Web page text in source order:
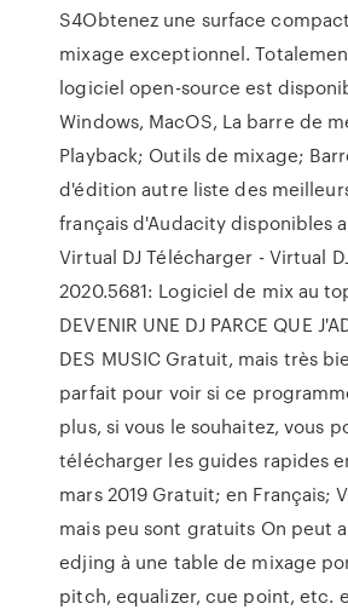
S4Obtenez une surface
mixage exceptionnel.
logiciel open-source est
Windows, MacOS, La barre de
Playback; Outils de mixage;
d'édition autre liste des
français d'Audacity disponibles
Virtual DJ Télécharger - Virtual
2020.5681: Logiciel de mix au
DEVENIR UNE DJ PARCE QUE
DES MUSIC Gratuit, mais très
parfait pour voir si ce
plus, si vous le souhaitez, vous
télécharger les guides rapides
mars 2019 Gratuit; en Français;
mais peu sont gratuits On peut
edjing à une table de mixage
pitch, equalizer, cue point, etc.